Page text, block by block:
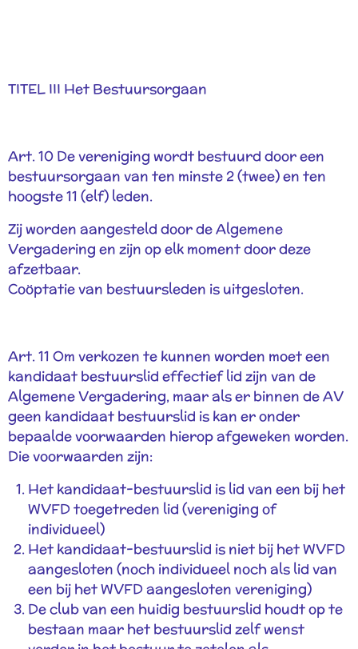
TITEL III Het Bestuursorgaan
Art. 10 De vereniging wordt bestuurd door een
bestuursorgaan van ten minste 2 (twee) en ten
hoogste 11 (elf) leden.
Zij worden aangesteld door de Algemene
Vergadering en zijn op elk moment door deze
afzetbaar.
Coöptatie van bestuursleden is uitgesloten.
Art. 11 Om verkozen te kunnen worden moet een
kandidaat bestuurslid effectief lid zijn van de
Algemene Vergadering, maar als er binnen de AV
geen kandidaat bestuurslid is kan er onder
bepaalde voorwaarden hierop afgeweken worden.
Die voorwaarden zijn:
Het kandidaat-bestuurslid is lid van een bij het
WVFD toegetreden lid (vereniging of
individueel)
Het kandidaat-bestuurslid is niet bij het WVFD
aangesloten (noch individueel noch als lid van
een bij het WVFD aangesloten vereniging)
De club van een huidig bestuurslid houdt op te
bestaan maar het bestuurslid zelf wenst